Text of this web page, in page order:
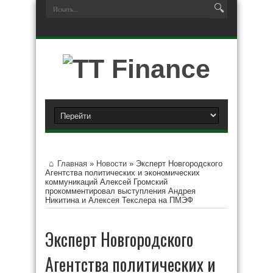
Главная » Новости » Эксперт Новгородского
Агентства политических и экономических
коммуникаций Алексей Громский
прокомментировал выступления Андрея
Никитина и Алексея Текслера на ПМЭФ
Эксперт Новгородского
Агентства политических и